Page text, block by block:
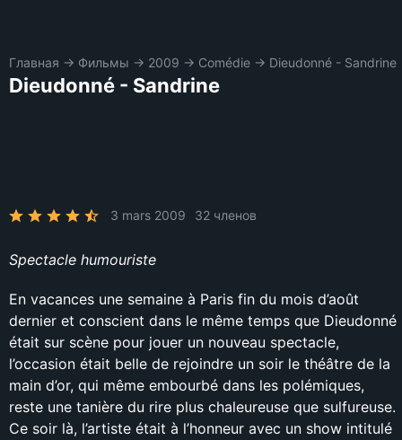
Главная → Фильмы → 2009 → Comédie → Dieudonné - Sandrine
Dieudonné - Sandrine
3 mars 2009 32 членов
Spectacle humouriste
En vacances une semaine à Paris fin du mois d’août
dernier et conscient dans le même temps que Dieudonné
était sur scène pour jouer un nouveau spectacle,
l’occasion était belle de rejoindre un soir le théâtre de la
main d’or, qui même embourbé dans les polémiques,
reste une tanière du rire plus chaleureuse que sulfureuse.
Ce soir là, l’artiste était à l’honneur avec un show intitulé